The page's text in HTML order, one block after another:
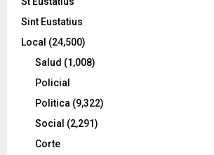
Sint Eustatius
Local (24,500)
Salud (1,008)
Policial
Politica (9,322)
Social (2,291)
Corte